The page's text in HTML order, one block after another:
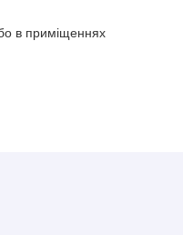
в приміщеннях